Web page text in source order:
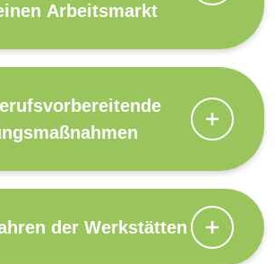
Arbeitsmarkt
der Werkstätten